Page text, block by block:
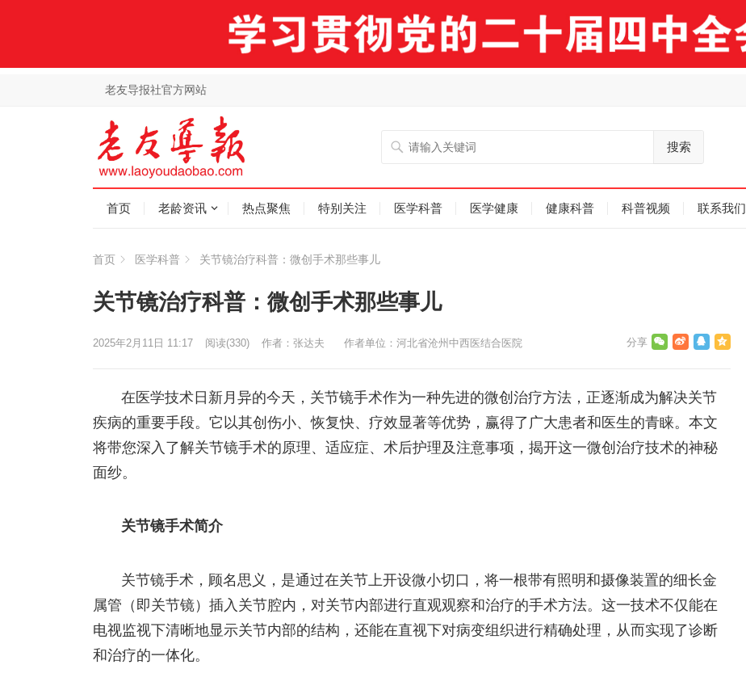
老友导报社官方网站
搜索
首页 老龄资讯 热点聚焦 特别关注 医学科普 医学健康 健康科普 科普视频 联系我们
首页 医学科普 关节镜治疗科普：微创手术那些事儿
关节镜治疗科普：微创手术那些事儿
作者：张达夫 作者单位：河北省沧州中西医结合医院
2025年2月11日 11:17 阅读(330)
在医学技术日新月异的今天，关节镜手术作为一种先进的微创治疗方法，正逐渐成为解决关节
疾病的重要手段。它以其创伤小、恢复快、疗效显著等优势，赢得了广大患者和医生的青睐。本文
将带您深入了解关节镜手术的原理、适应症、术后护理及注意事项，揭开这一微创治疗技术的神秘
面纱。
关节镜手术简介
关节镜手术，顾名思义，是通过在关节上开设微小切口，将一根带有照明和摄像装置的细长金
属管（即关节镜）插入关节腔内，对关节内部进行直观观察和治疗的手术方法。这一技术不仅能在
电视监视下清晰地显示关节内部的结构，还能在直视下对病变组织进行精确处理，从而实现了诊断
和治疗的一体化。